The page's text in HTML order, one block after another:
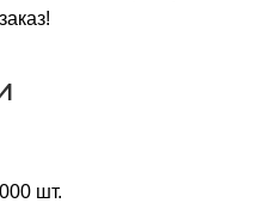
шт.